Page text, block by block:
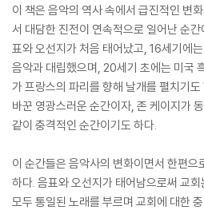
이 책은 음악의 역사 속에서 급진적인 변
서 대담한 진전이 연속적으로 일어난 순
표와 오선지가 처음 태어났고, 16세기에
음악과 대립했으며, 20세기 초에는 미국
가 프랑스의 파리를 향해 날개를 펼치기
바꾼 영광스러운 순간이자, 존 케이지가
같이 충격적인 순간이기도 하다.
이 순간들은 음악사의 변화이면서 한편으
하다. 음표와 오선지가 태어남으로써 교
모두 통일된 노래를 부르며 교회에 대한